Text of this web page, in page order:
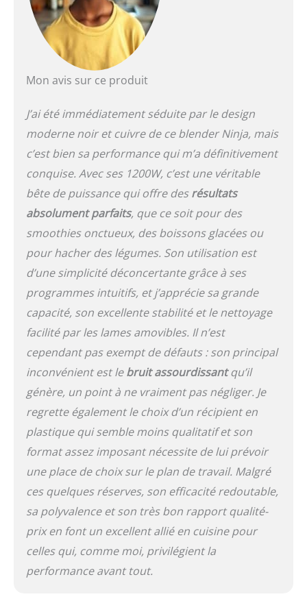
glacés et des smoothies
dans le grand récipient
CADRAN DE DÉTECTION :
entièrement le mixage, le
parmi 15 modes (11
manuels et 4
automatiques).
Comprend également un
minuteur et une
notification d'ajout de
liquide MODES AUTO,
MANUEL et PRÉRÉGLÉ :
Les mixeurs Ninja Detect
vous permettent de
prendre le contrôle de
la technologie
automatique BlendSense,
des 10 vitesses et des
pratiques INCLUS : Base
moteur de 1200 W,
récipient avec couvercle
de 2L (max. 1,9L de
liquide), 2 gobelets de
680 ml (max. 644 ml de
liquide), lame Ninja
Detect Total Crushing
pour écraser et hacher,
lames Hybrid Edge, guide
d'inspiration et de
recettes Les dimensions
sont : H : 44,5 cm x L : 21
cm x P : 17,5 cm. Poids :
4,83 kg. Couleur : Noir &
Cuivre
Mon avis sur ce produit
J’ai été immédiatement séduite par le design
moderne noir et cuivre de ce blender Ninja, mais
c’est bien sa performance qui m’a définitivement
conquise. Avec ses 1200W, c’est une véritable
bête de puissance qui offre desrésultats
absolument parfaits, que ce soit pour des
smoothies onctueux, des boissons glacées ou
pour hacher des légumes. Son utilisation est
d’une simplicité déconcertante grâce à ses
programmes intuitifs, et j’apprécie sa grande
capacité, son excellente stabilité et le nettoyage
facilité par les lames amovibles. Il n’est
cependant pas exempt de défauts : son principal
inconvénient est lebruit assourdissantqu’il
génère, un point à ne vraiment pas négliger. Je
regrette également le choix d’un récipient en
plastique qui semble moins qualitatif et son
format assez imposant nécessite de lui prévoir
une place de choix sur le plan de travail. Malgré
ces quelques réserves, son efficacité redoutable,
sa polyvalence et son très bon rapport qualité-
prix en font un excellent allié en cuisine pour
celles qui, comme moi, privilégient la
performance avant tout.